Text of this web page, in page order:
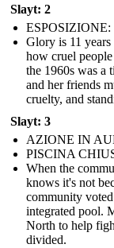
Slayt: 2
ESPOSIZIONE:
Glory is 11
how cruel
the 1960s was a
and her friends
cruelty, and
Slayt: 3
AZIONE IN
PISCINA
When the
knows it's not
community
integrated pool.
North to help
divided.